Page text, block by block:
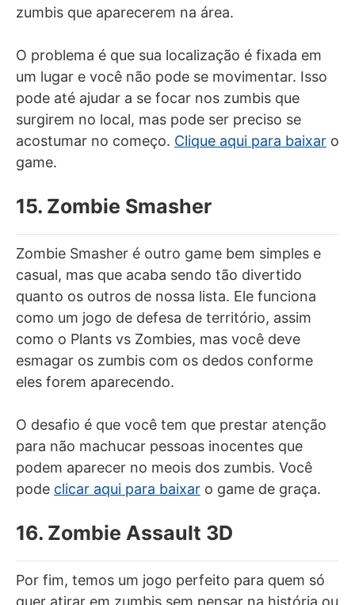
zumbis que aparecerem na área.
O problema é que sua localização é fixada em
um lugar e você não pode se movimentar. Isso
pode até ajudar a se focar nos zumbis que
surgirem no local, mas pode ser preciso se
acostumar no começo. Clique aqui para baixar o
game.
15. Zombie Smasher
Zombie Smasher é outro game bem simples e
casual, mas que acaba sendo tão divertido
quanto os outros de nossa lista. Ele funciona
como um jogo de defesa de território, assim
como o Plants vs Zombies, mas você deve
esmagar os zumbis com os dedos conforme
eles forem aparecendo.
O desafio é que você tem que prestar atenção
para não machucar pessoas inocentes que
podem aparecer no meois dos zumbis. Você
pode clicar aqui para baixar o game de graça.
16. Zombie Assault 3D
Por fim, temos um jogo perfeito para quem só
quer atirar em zumbis sem pensar na história ou